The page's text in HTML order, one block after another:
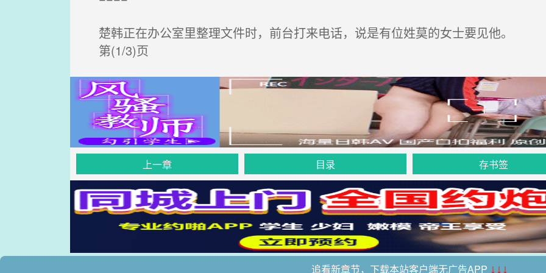
楚韩正在办公室里整理文件时，前台打来电话，说是有位姓莫的女士要见他。
第(1/3)页
上一章 目录 存书签
追看新章节，下载本站客户端无广告APP ↓↓↓